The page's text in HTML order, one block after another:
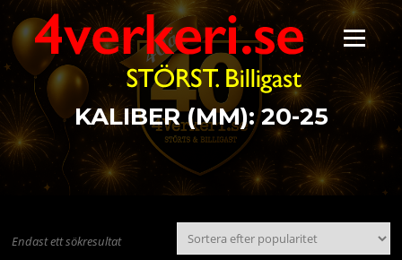
Hoppa
innehåll
Meny
KALIBER (MM):20-25
Endast ett sökresultat